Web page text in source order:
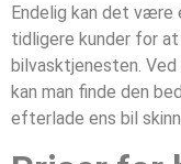
Endelig kan det
tidligere kunder for
bilvasktjenesten.
kan man finde den
efterlade ens bil